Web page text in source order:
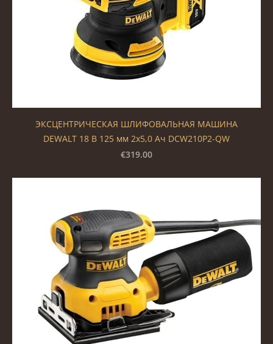
ЭКСЦЕНТРИЧЕСКАЯ ШЛИФОВАЛЬНАЯ МАШИНА
DEWALT 18 В 125 мм 2x5,0 Ач DCW210P2-QW
€319.00